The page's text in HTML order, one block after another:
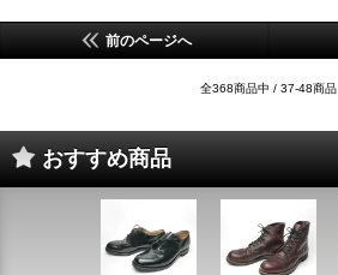
前のページへ
全368商品中 / 37-48商品
おすすめ商品